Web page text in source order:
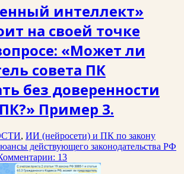
интеллект»
на своей точке
«Может ли
совета ПК
без доверенности
Пример 3.
, ИИ (нейросети) и ПК по закону
действующего законодательства РФ
13